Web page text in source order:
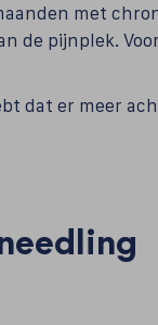
met
de pijnplek.
dat er meer